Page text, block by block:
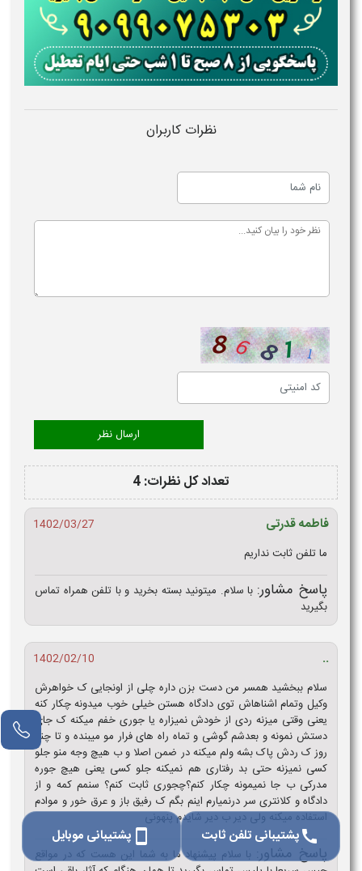
نظرات کاربران
تعداد کل نظرات: 4
فاطمه قدرتی
1402/03/27
ما تلفن ثابت نداریم
پاسخ مشاور: با سلام. میتونید بسته بخرید و با تلفن همراه تماس
بگیرید
..
1402/02/10
سلام ببخشید همسر من دست بزن داره چلی از اونجایی ک خواهرش
وکیل وتمام اشناهاش توی دادگاه هستن خیلی خوب میدونه چکار کنه
یعنی وقتی میزنه ردی از خودش نمیزاره یا جوری خفم میکنه ک جای
دستش نمونه و بعدشم گوشی و تماه راه های فرار مو میبنده و تا چند
روز ک ردش پاک بشه ولم میکنه در ضمن اصلا و ب هیچ وجه منو جلو
کسی نمیزنه حتی بد رفتاری هم نمیکنه جلو کسی یعنی هیچ جوره
مدرکی ب جا نمیمونه چکار کنم؟چجوری ثابت کنم؟ سنمم کمه و از
دادگاه و کلانتری سر درنمیارم اینم بگم ک رفیق باز و عرق خور و موادم
استفاده میکنه ولی دیر ب دیر شایدم پنهونی
پاسخ مشاور: با سلام پیشنهاد ما به شما این هست که در مواقع
callپشتیبانی تلفن ثابت smartphone پشتیبانی موبایل